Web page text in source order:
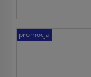
promocja